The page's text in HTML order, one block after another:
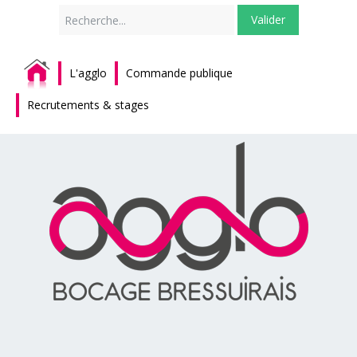
Valider
L'agglo Commande publique
Recrutements & stages